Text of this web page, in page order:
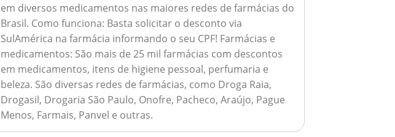
em diversos medicamentos nas maiores redes de farmácias do
Brasil. Como funciona: Basta solicitar o desconto via
SulAmérica na farmácia informando o seu CPF! Farmácias e
medicamentos: São mais de 25 mil farmácias com descontos
em medicamentos, itens de higiene pessoal, perfumaria e
beleza. São diversas redes de farmácias, como Droga Raia,
Drogasil, Drogaria São Paulo, Onofre, Pacheco, Araújo, Pague
Menos, Farmais, Panvel e outras.